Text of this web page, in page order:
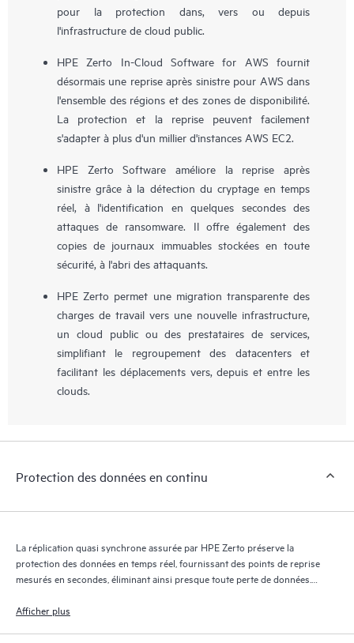
pour la protection dans, vers ou depuis
l'infrastructure de cloud public.
HPE Zerto In-Cloud Software for AWS fournit
désormais une reprise après sinistre pour AWS dans
l'ensemble des régions et des zones de disponibilité.
La protection et la reprise peuvent facilement
s'adapter à plus d'un millier d'instances AWS EC2.
HPE Zerto Software améliore la reprise après
sinistre grâce à la détection du cryptage en temps
réel, à l'identification en quelques secondes des
attaques de ransomware. Il offre également des
copies de journaux immuables stockées en toute
sécurité, à l'abri des attaquants.
HPE Zerto permet une migration transparente des
charges de travail vers une nouvelle infrastructure,
un cloud public ou des prestataires de services,
simplifiant le regroupement des datacenters et
facilitant les déplacements vers, depuis et entre les
clouds.
Protection des données en continu
La réplication quasi synchrone assurée par HPE Zerto préserve la
protection des données en temps réel, fournissant des points de reprise
mesurés en secondes, éliminant ainsi presque toute perte de données.
reprise pendant 30 jours maximum, offrant une reprise granulaire et
Afficher plus